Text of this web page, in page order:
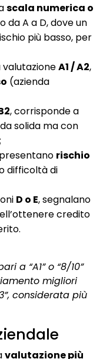
scala numerica o
da A a D, dove un
più basso, per
valutazioneA1 / A2,
(azienda
, corrisponde a
solida ma con
rischio
difficoltà di
D o E, segnalano
credito
a “A1” o “8/10”
migliori
considerata più
valutazione più